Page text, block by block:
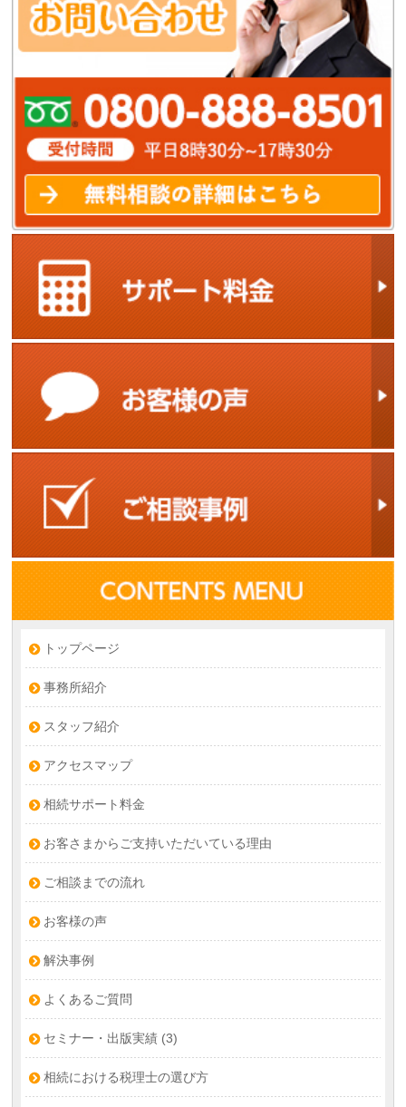
トップページ
事務所紹介
スタッフ紹介
アクセスマップ
相続サポート料金
お客さまからご支持いただいている理由
ご相談までの流れ
お客様の声
解決事例
よくあるご質問
セミナー・出版実績 (3)
相続における税理士の選び方